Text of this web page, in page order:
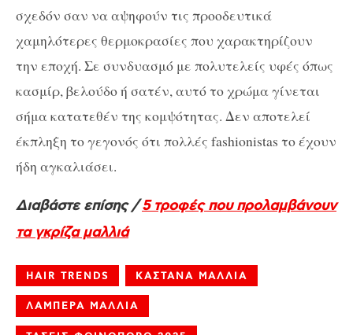
σχεδόν σαν να αψηφούν τις προοδευτικά
χαμηλότερες θερμοκρασίες που χαρακτηρίζουν
την εποχή. Σε συνδυασμό με πολυτελείς υφές όπως
κασμίρ, βελούδο ή σατέν, αυτό το χρώμα γίνεται
σήμα κατατεθέν της κομψότητας. Δεν αποτελεί
έκπληξη το γεγονός ότι πολλές fashionistas το έχουν
ήδη αγκαλιάσει.
Διαβάστε επίσης /5 τροφές που προλαμβάνουν
τα γκρίζα μαλλιά
HAIR TRENDS ΚΑΣΤΑΝΑ ΜΑΛΛΙΑ
ΛΑΜΠΕΡΑ ΜΑΛΛΙΑ